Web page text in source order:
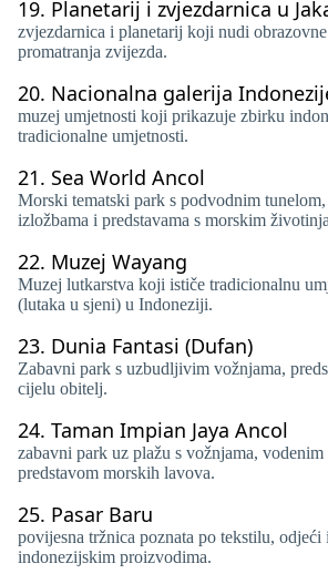
19. Planetarij i zvjezdarnica u
zvjezdarnica i planetarij koji nudi
promatranja zvijezda.
20. Nacionalna galerija
muzej umjetnosti koji prikazuje zbirku
tradicionalne umjetnosti.
21. Sea World Ancol
Morski tematski park s podvodnim
izložbama i predstavama s morskim
22. Muzej Wayang
Muzej lutkarstva koji ističe tradicionalnu
(lutaka u sjeni) u Indoneziji.
23. Dunia Fantasi (Dufan)
Zabavni park s uzbudljivim vožnjama,
cijelu obitelj.
24. Taman Impian Jaya Ancol
zabavni park uz plažu s vožnjama,
predstavom morskih lavova.
25. Pasar Baru
povijesna tržnica poznata po tekstilu,
indonezijskim proizvodima.